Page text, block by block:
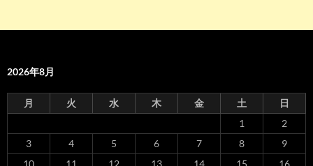
2026年8月
月 火 水 木 金 土
日
1
2
3
4 5 6 7 8
9